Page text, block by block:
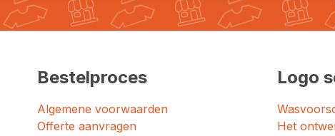
Bestelproces
Algemene voorwaarden
Offerte aanvragen
Logo
Het